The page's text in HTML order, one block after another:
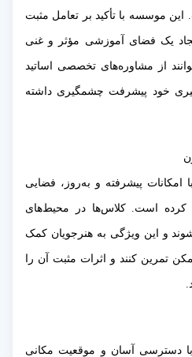
موسسه با تأکید بر تعامل مثبت
یک فضای آموزشی مؤثر و غنی
از مشاوره‌های تخصصی اساتید
خود پیشرفت چشمگیری داشته
امکانات پیشرفته و به‌روز، فضایی
کرده است. کلاس‌ها در محیط‌های
و این ویژگی به هنرجویان کمک
تمرین کنند و اثرات مثبت آن را
با دسترسی آسان و موقعیت مکانی